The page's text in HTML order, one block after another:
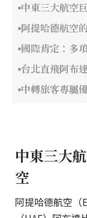
中東三大航空
阿提哈德航空
國際肯定：多
台北直飛阿布
中轉旅客專屬
中東三大
空
阿提哈德航空（